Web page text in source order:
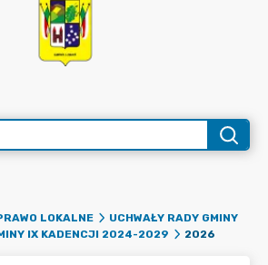
LOKALNE
UCHWAŁY RADY GMINY
IX KADENCJI 2024-2029
2026